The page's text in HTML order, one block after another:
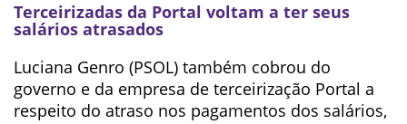
Terceirizadas da Portal voltam a ter seus
salários atrasados
Luciana Genro (PSOL) também cobrou do
governo e da empresa de terceirização Portal a
respeito do atraso nos pagamentos dos salários,